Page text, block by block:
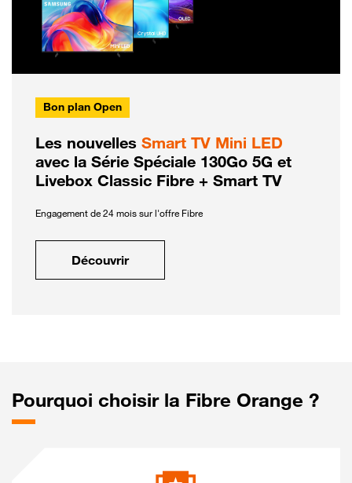
Bon plan Open
Les nouvelles Smart TV Mini LED
avec la Série Spéciale 130Go 5G et
Livebox Classic Fibre + Smart TV
Engagement de 24 mois sur l'offre Fibre
Découvrir
Pourquoi choisir la Fibre Orange ?